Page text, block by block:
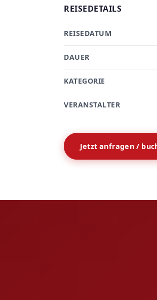
REISEDETAILS
REISEDATUM
DAUER
KATEGORIE
VERANSTALTER
Jetzt anfragen /